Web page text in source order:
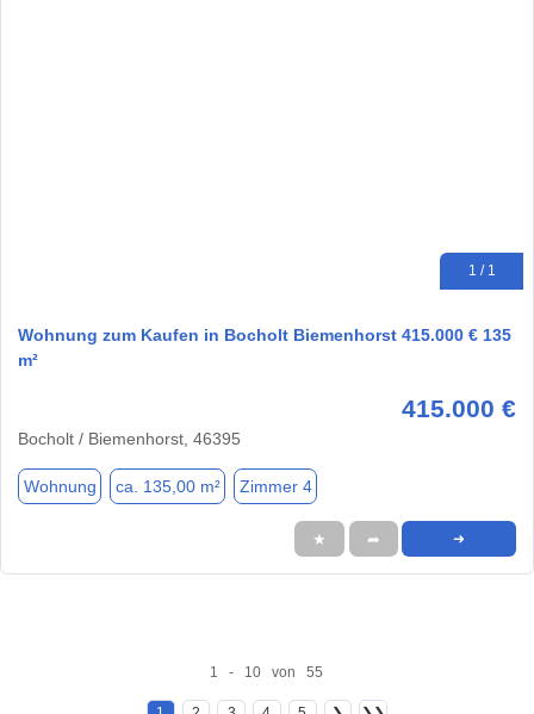
1 / 1
Wohnung zum Kaufen in Bocholt Biemenhorst 415.000 € 135
m²
415.000 €
Bocholt / Biemenhorst, 46395
Wohnung ca. 135,00 m² Zimmer 4
★ ➦ ➜
1 - 10 von 55